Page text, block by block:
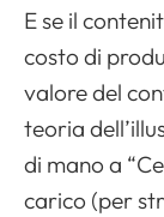
E se il
costo di
valore del
teoria
di mano a
carico (per